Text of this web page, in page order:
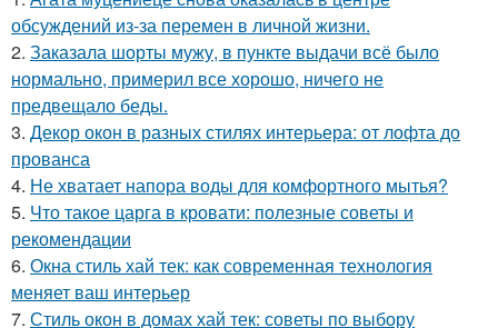
обсуждений из-за перемен в личной жизни.
2. Заказала шорты мужу, в пункте выдачи всё было
нормально, примерил все хорошо, ничего не
предвещало беды.
3. Декор окон в разных стилях интерьера: от лофта до
прованса
4. Не хватает напора воды для комфортного мытья?
5. Что такое царга в кровати: полезные советы и
рекомендации
6. Окна стиль хай тек: как современная технология
меняет ваш интерьер
7. Стиль окон в домах хай тек: советы по выбору